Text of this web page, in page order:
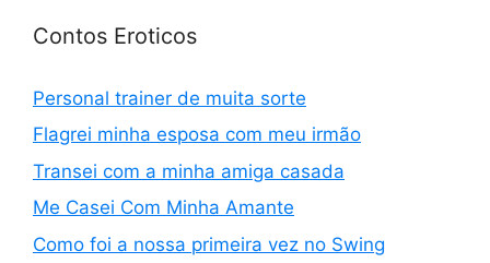
Contos Eroticos
Personal trainer de muita sorte
Flagrei minha esposa com meu irmão
Transei com a minha amiga casada
Me Casei Com Minha Amante
Como foi a nossa primeira vez no Swing